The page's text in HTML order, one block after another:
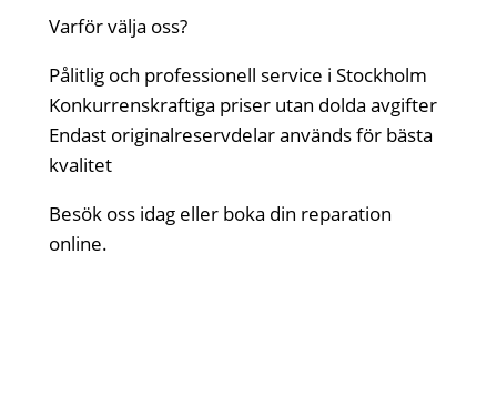
Varför välja oss?
Pålitlig och professionell service i Stockholm
Konkurrenskraftiga priser utan dolda avgifter
Endast originalreservdelar används för bästa
kvalitet
Besök oss idag eller boka din reparation
online.